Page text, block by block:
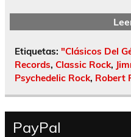
Etiquetas: "Clásicos Del
Records, Classic Rock,
Psychedelic Rock, Robert
PayPal